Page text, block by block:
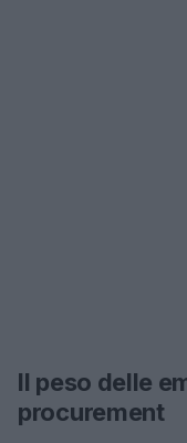
Il peso delle
procurement